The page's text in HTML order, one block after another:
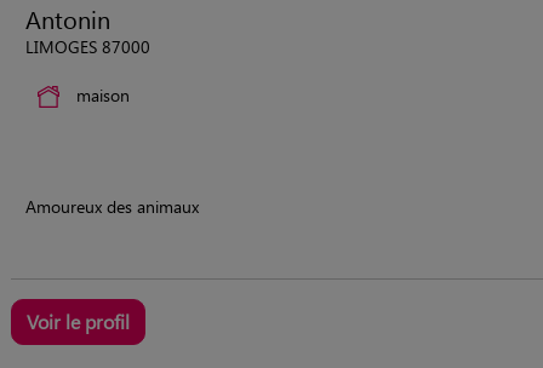
Antonin
LIMOGES 87000
maison
Amoureux des animaux
Voir le profil